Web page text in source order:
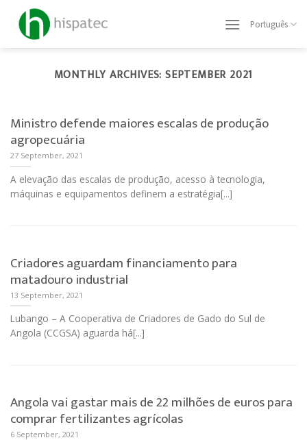
content
Português
MONTHLY ARCHIVES:SEPTEMBER 2021
Ministro defende maiores escalas de produção
agropecuária
27 September, 2021
A elevação das escalas de produção, acesso à tecnologia,
máquinas e equipamentos definem a estratégia[...]
Criadores aguardam financiamento para
matadouro industrial
13 September, 2021
Lubango – A Cooperativa de Criadores de Gado do Sul de
Angola (CCGSA) aguarda há[...]
Angola vai gastar mais de 22 milhões de euros para
comprar fertilizantes agrícolas
6 September, 2021